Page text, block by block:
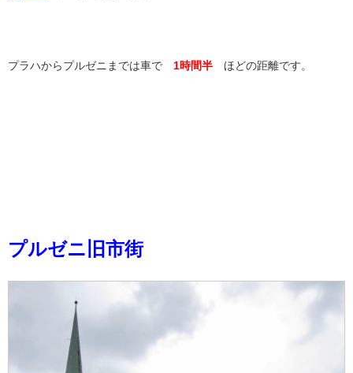
プラハからプルゼニまでは車で 1時間半 ほどの距離です。
プルゼニ旧市街